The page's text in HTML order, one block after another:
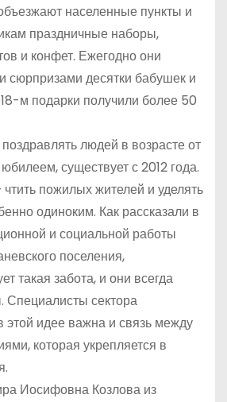
населенные пункты и
праздничные наборы,
и конфет. Ежегодно они
сюрпризами десятки бабушек и
м подарки получили более 50
людей в возрасте от
существует с 2012 года.
пожилых жителей и уделять
одиноким. Как рассказали в
и социальной работы
поселения,
такая забота, и они всегда
Специалисты сектора
этой идее важна и связь между
которая укрепляется в
Иосифовна Козлова из